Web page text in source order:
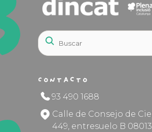
Contacto
93 490 1688
Calle de Consejo de
449, entresuelo B 08013